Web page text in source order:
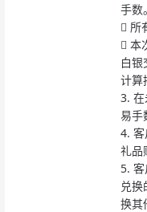
手数。
 所
 本
白
计算
3.
易手
4.
礼品
5.
兑
换其